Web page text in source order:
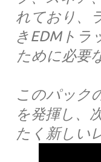
れており、
きEDMトラ
ために必要
このパック
を発揮し、
たく新しい